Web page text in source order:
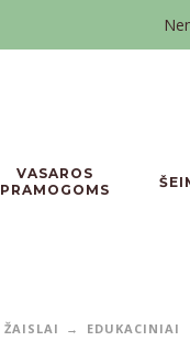
VASAROS
PRAMOGOMS
ŽAISLAI EDUKACINIAI